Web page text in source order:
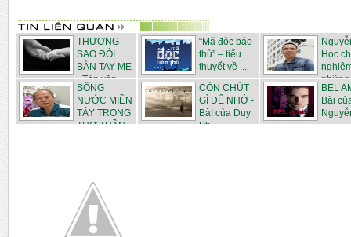
THƯƠNG
SAO ĐÔI
BÀN TAY MẸ
- Tản văn...
“Mã độc báo
thù” – tiểu
thuyết về ...
Học
những
SÔNG
NƯỚC MIỀN
TÂY TRONG
THƠ TRẦN
CÒN CHÚT
GÌ ĐỂ NHỚ -
BàI của Duy
Ph...
BEL
Bài